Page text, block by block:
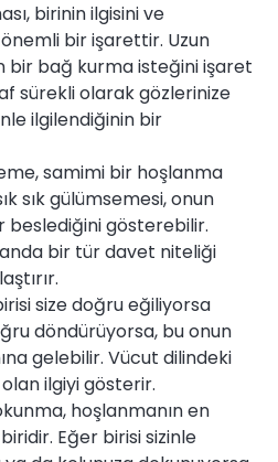
birinin ilgisini ve
bir işarettir. Uzun
bir bağ kurma isteğini işaret
sürekli olarak gözlerinize
ilgilendiğinin bir
samimi bir hoşlanma
sık gülümsemesi, onun
beslediğini gösterebilir.
bir tür davet niteliği
size doğru eğiliyorsa
döndürüyorsa, bu onun
gelebilir. Vücut dilindeki
olan ilgiyi gösterir.
hoşlanmanın en
Eğer birisi sizinle